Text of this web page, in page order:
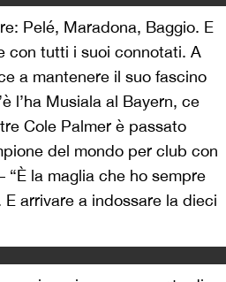
Pelé, Maradona, Baggio. E
con tutti i suoi connotati. A
a mantenere il suo fascino
l’ha Musiala al Bayern, ce
Cole Palmer è passato
del mondo per club con
la maglia che ho sempre
arrivare a indossare la dieci